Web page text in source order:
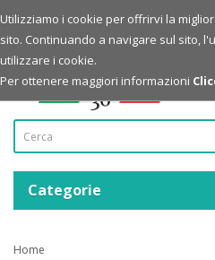
Login
Registrazione
Categorie
Home
Utilizziamo i cookie per offrirvi la
sito. Continuando a navigare sul sito,
utilizzare i cookie.
Per ottenere maggiori informazioni